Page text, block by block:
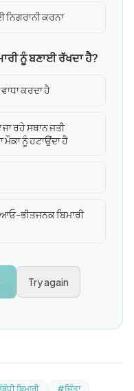
ਨਿਗਰਾਨੀ ਕਰਨਾ
ਨੂੰ ਬਣਾਈ ਰੱਖਦਾ ਹੈ?
ਕਰਦਾ ਹੈ
ਰਹੇ ਸਥਾਨ ਜਤੀ
ਨੂੰ ਹਟਾਉਂਦਾ ਹੈ
ਭੀਤਜਨਕ ਬਿਮਾਰੀ
Try again
ਬਿਮਾਰੀ
#ਚਿੰਤਾ